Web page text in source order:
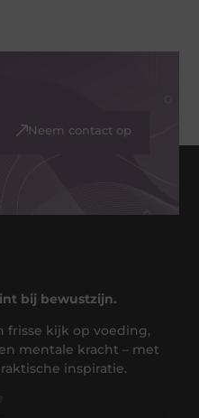
Neem contact op
bij bewustzijn.
frisse kijk op voeding,
mentale kracht – met
inspiratie.